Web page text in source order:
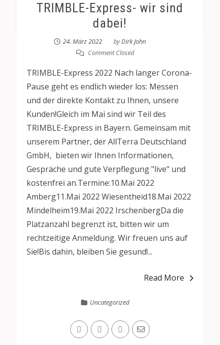
TRIMBLE-Express- wir sind
dabei!
24. März 2022 byDirk John
Comment Closed
TRIMBLE-Express 2022 Nach langer Corona-
Pause geht es endlich wieder los: Messen
und der direkte Kontakt zu Ihnen, unsere
Kunden!Gleich im Mai sind wir Teil des
TRIMBLE-Express in Bayern. Gemeinsam mit
unserem Partner, der AllTerra Deutschland
GmbH, bieten wir Ihnen Informationen,
Gespräche und gute Verpflegung "live" und
kostenfrei an.Termine:10.Mai 2022
Amberg11.Mai 2022 Wiesentheid18.Mai 2022
Mindelheim19.Mai 2022 IrschenbergDa die
Platzanzahl begrenzt ist, bitten wir um
rechtzeitige Anmeldung. Wir freuen uns auf
Sie!Bis dahin, bleiben Sie gesund!...
Read More
Uncategorized